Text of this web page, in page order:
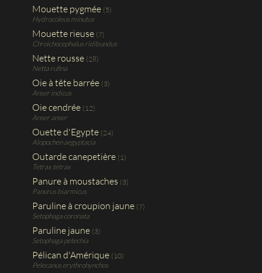
Mouette pygmée (5)
Hydrocoleus minutus
Mouette rieuse (7)
Chroichocephalus ridibundus
Nette rousse (28)
Netta rufina
Oie à tête barrée (3)
Anser indicus
Oie cendrée (12)
Anser anser
Ouette d'Egypte (24)
Alopochen aegyptacia
Outarde canepetière (1)
Tetrax tetrax
Panure à moustaches (3)
Panurus biarmicus
Paruline à croupion jaune (7)
Setophaga coronata
Paruline jaune (3)
Setophaga petechia
Pélican d'Amérique (10)
Pelecanus erythrohynchos